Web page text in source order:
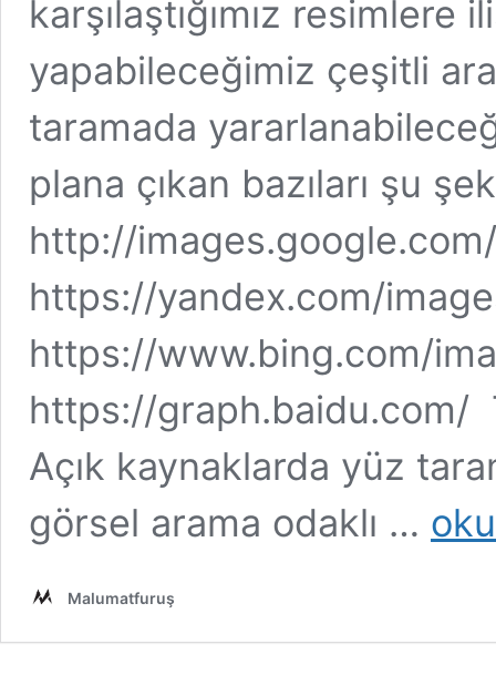
karşılaştığımız
yapabileceğimiz çeşitli
taramada
plana çıkan bazıları şu
http://
https://yandex.com/
https://www.bing.com/
https://graph.baidu.com/
Açık kaynaklarda yüz
görsel arama odaklı …
Arama
Malumatfuruş